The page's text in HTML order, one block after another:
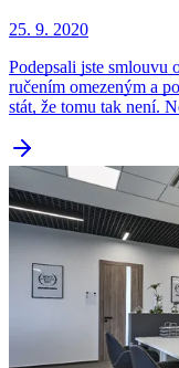
25. 9. 2020
Podepsali jste smlouvu
ručením omezeným a
stát, že tomu tak není.